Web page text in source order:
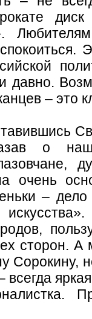
давно.
– это
о
очень
–
сторон. А
Сорокину,